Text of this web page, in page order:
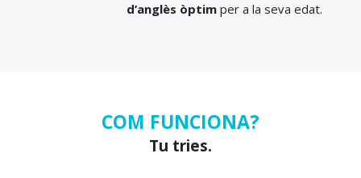
d’anglès òptim per a la seva edat.
COM FUNCIONA?
Tu tries.